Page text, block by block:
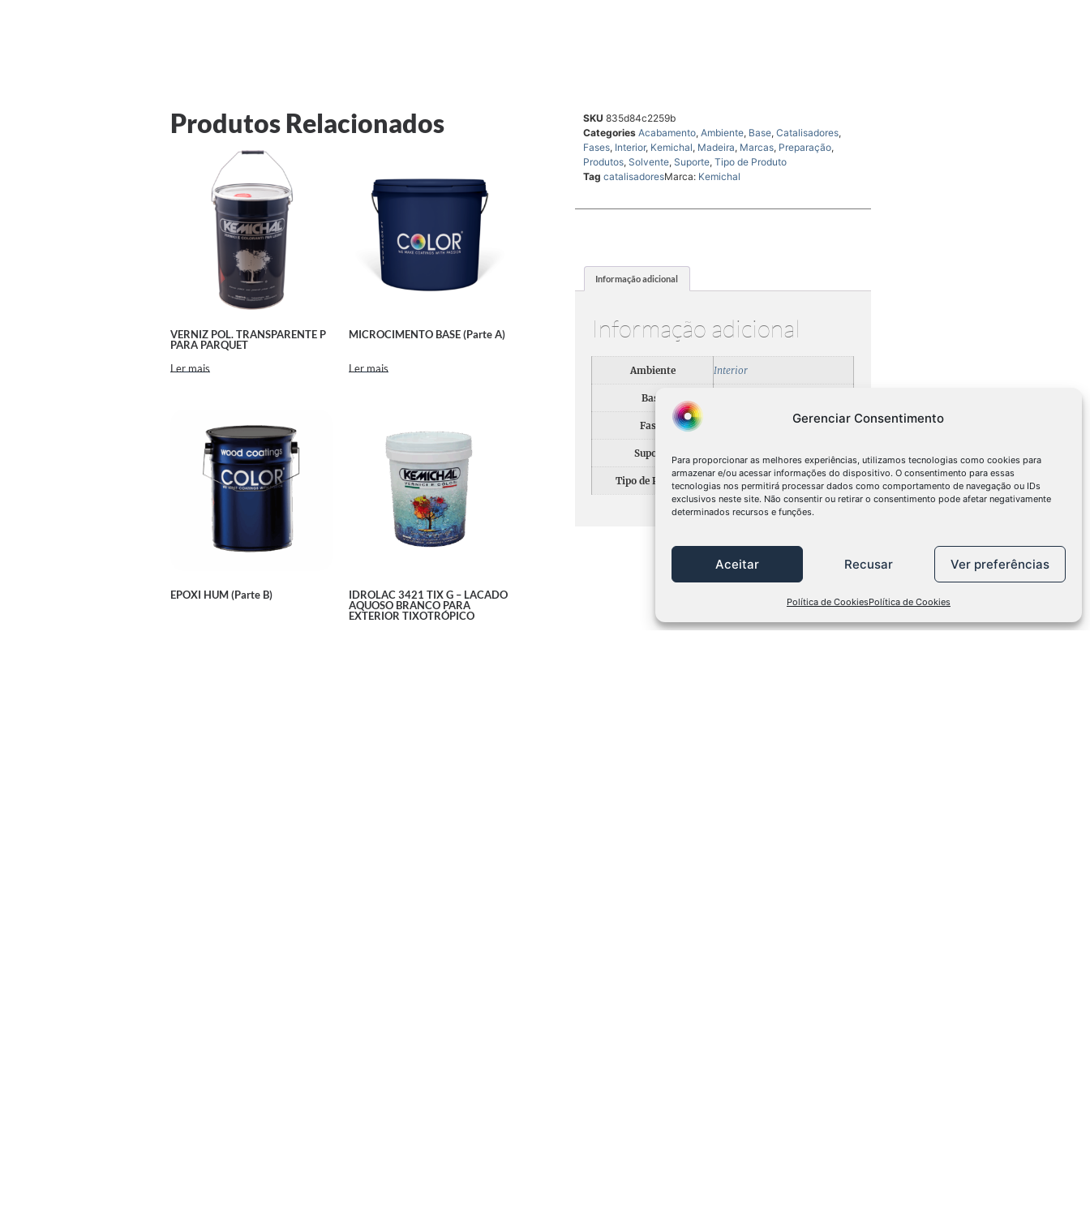
Gerenciar Consentimento
Para proporcionar as melhores experiências, utilizamos tecnologias como cookies para
armazenar e/ou acessar informações do dispositivo. O consentimento para essas
tecnologias nos permitirá processar dados como comportamento de navegação ou IDs
exclusivos neste site. Não consentir ou retirar o consentimento pode afetar negativamente
determinados recursos e funções.
Aceitar Recusar Ver preferências
Política de CookiesPolítica de Cookies
Produtos Relacionados
VERNIZ POL. TRANSPARENTE P
PARA PARQUET
Ler mais
MICROCIMENTO BASE (Parte A)
Ler mais
EPOXI HUM (Parte B)
IDROLAC 3421 TIX G – LACADO
AQUOSO BRANCO PARA
EXTERIOR TIXOTRÓPICO
SKU835d84c2259b
Categories Acabamento,Ambiente, Base,Catalisadores,
Fases, Interior, Kemichal, Madeira, Marcas, Preparação,
Produtos,Solvente,Suporte,Tipo de Produto
Tag catalisadoresMarca: Kemichal
Informação adicional
Informação adicional
Ambiente Interior
Base
Fases Preparação
Suporte
Tipo de Produto Catalisadores